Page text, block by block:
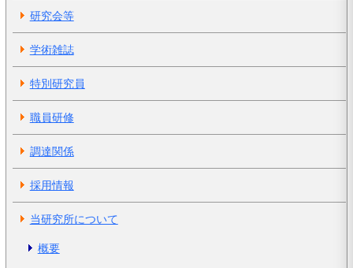
研究会等
学術雑誌
特別研究員
職員研修
調達関係
採用情報
当研究所について
概要